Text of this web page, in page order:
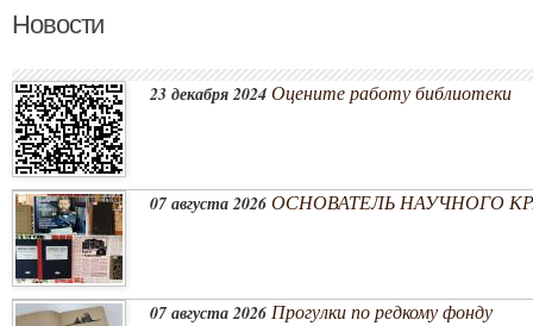
Новости
23 декабря 2024 Оцените работу библиотеки
07 августа 2026 ОСНОВАТЕЛЬ НАУЧНОГО
07 августа 2026 Прогулки по редкому фонду